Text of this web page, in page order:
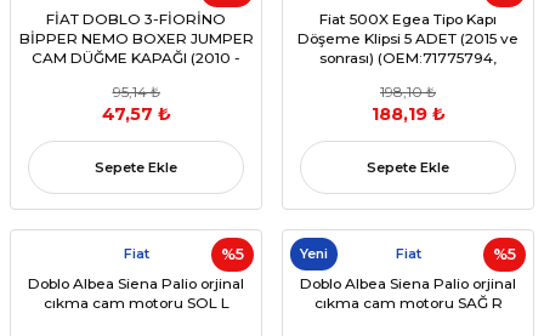
FİAT DOBLO 3-FİORİNO
BİPPER NEMO BOXER JUMPER
CAM DÜĞME KAPAĞI (2010 -
(OEM:735492429,735492434,7354214190)
95,14 ₺
47,57 ₺
Sepete Ekle
Fiat 500X Egea Tipo Kapı
Döşeme Klipsi 5 ADET (2015 ve
sonrası) (OEM:71775794,
198,10 ₺
188,19 ₺
Sepete Ekle
%5
Fiat
Doblo Albea Siena Palio orjinal
cıkma cam motoru SOL L
%5
Yeni Fiat
Doblo Albea Siena Palio orjinal
cıkma cam motoru SAĞ R